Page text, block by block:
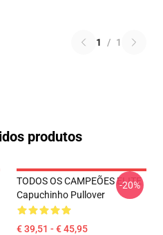
1 / 1
produtos
TODOS OS CAMPEÕES ELITE
Capuchinho Pullover
€ 39,51 - € 45,95
-20%